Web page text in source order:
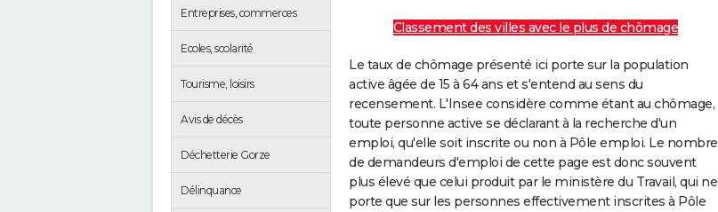
Entreprises, commerces
Ecoles, scolarité
Tourisme, loisirs
Avis de décès
Déchetterie Gorze
Délinquance
Classement des villes avec le plus de chômage
Le taux de chômage présenté ici porte sur la population
active âgée de 15 à 64 ans et s'entend au sens du
recensement. L'Insee considère comme étant au chômage,
toute personne active se déclarant à la recherche d'un
emploi, qu'elle soit inscrite ou non à Pôle emploi. Le nombre
de demandeurs d'emploi de cette page est donc souvent
plus élevé que celui produit par le ministère du Travail, qui ne
porte que sur les personnes effectivement inscrites à Pôle